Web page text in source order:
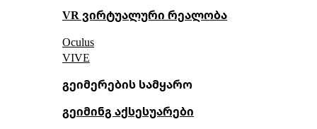
VR ვირტუალური რეალობა
Oculus
VIVE
გეიმერების სამყარო
გეიმინგ აქსესუარები